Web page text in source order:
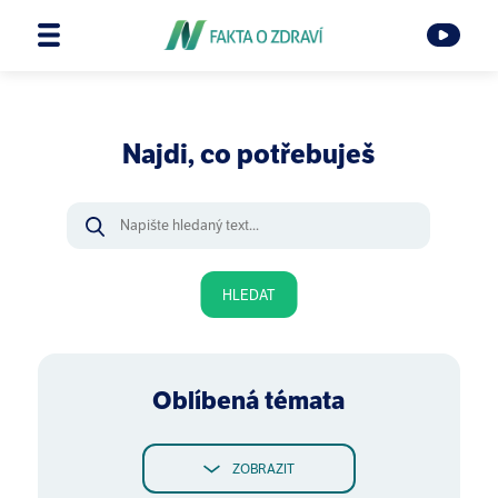
Najdi, co potřebuješ
HLEDAT
Oblíbená témata
ZOBRAZIT